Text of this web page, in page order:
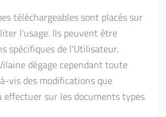
téléchargeables sont placés sur
l'usage. Ils peuvent être
spécifiques de l'Utilisateur.
dégage cependant toute
vis des modifications que
sur les documents types